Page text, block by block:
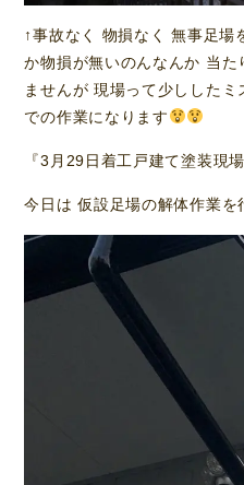
↑事故なく 物損なく 無事足場
か物損が無いのんなんか 当た
ませんが 現場って少しした
での作業になります
『3月29日着工戸建て塗装現場
今日は 仮設足場の解体作業を